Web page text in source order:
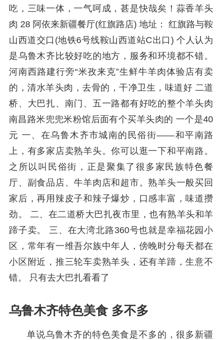
吃，三味一体，一气呵成，甚是快哉矣！蒜香羊头
肉 28 阿依来新疆餐厅(红旗路店) 地址： 红旗路与鞍
山西道交口(地铁6号线鞍山西道站C出口) 个人认为
是乌鲁木齐比较好吃的地方，服务和环境都不错。
河南西路建行旁“米孜来克”生鲜牛羊肉体验店有卖
的，清水羊头肉，去骨的，干净卫生，味道好 二道
桥、大巴扎、南门、五一路都有好吃的整个羊头肉
南昌路米兜兜米粉馆后面有个买羊头肉的 一个是40
元 一、在乌鲁木齐市城南的民俗街——和平南路
上，有多家店卖熟羊头。你可以逛一下和平南路。
之所以叫民俗街，正是聚集了很多家民族特色餐
厅、副食品店、牛羊肉店和超市。熟羊头一般买回
家后，再用辣皮子和辣子爆炒，口感丰富，味道攒
劲。 二、在二道桥大巴扎夜市里，也有熟羊头和羊
蹄子卖。 三、在大湾北路360号也就是幸福花园小
区，常年有一维吾尔族中年人，傍晚时分每天都在
小区附近，推三轮车卖熟羊头，还有羊蹄，生意不
错。 只有去大巴扎看看了
乌鲁木齐特色美食 多不多
单说乌鲁木齐的特色美食是不多的，很多新疆